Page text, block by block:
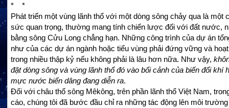
* *
Phát triển một vùng lãnh thổ với một dòng sông chảy qua là một
sức quan trọng, thường mang tính chiến lược đối với đất nước,
bằng sông Cửu Long chẳng hạn. Những công trình của dự án
như của các dự án ngành hoặc tiểu vùng phải đứng vững và
trong nhiều thập kỷ nếu không phải là lâu hơn nữa. Như vậy,
đặt dòng sông và vùng lãnh thổ đó vào bối cảnh của biến đổi khí
mực nước biển dâng đang diễn ra.
Đối với châu thổ sông Mêkông, trên phần lãnh thổ Việt Nam,
cáo, chúng tôi đã bước đầu chỉ ra những tác động lên môi